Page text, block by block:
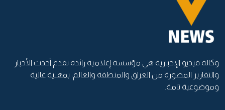
وكالة فيديو الإخبارية هي مؤسسة إعلامية رائدة تقدم أحدث الأخبار
والتقارير المصورة من العراق والمنطقة والعالم، بمهنية عالية
وموضوعية تامة.